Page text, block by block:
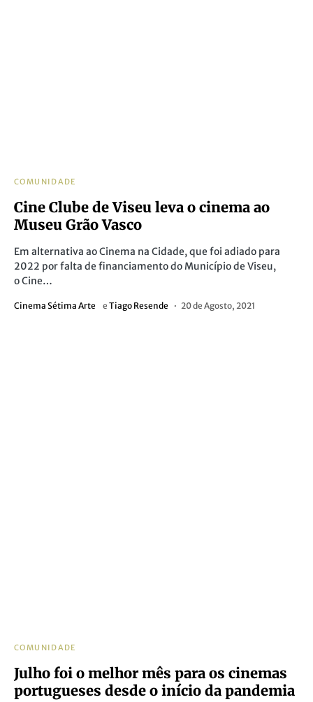
COMUNIDADE
Cine Clube de Viseu leva o cinema ao
Museu Grão Vasco
Em alternativa ao Cinema na Cidade, que foi adiado para
2022 por falta de financiamento do Município de Viseu,
o Cine…
Cinema Sétima Arte e Tiago Resende 20 de Agosto, 2021
COMUNIDADE
Julho foi o melhor mês para os cinemas
portugueses desde o início da pandemia